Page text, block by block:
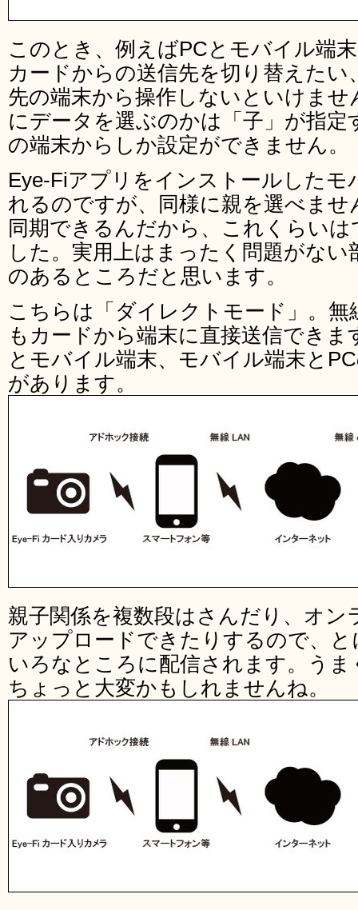
このとき、例えばPCとモバイル端
カードからの送信先を切り替えた
先の端末から操作しないといけませ
にデータを選ぶのかは「子」が指
の端末からしか設定ができません。
Eye-Fiアプリをインストールしたモ
れるのですが、同様に親を選べま
同期できるんだから、これくらい
した。実用上はまったく問題がな
のあるところだと思います。
こちらは「ダイレクトモード」。
もカードから端末に直接送信できま
とモバイル端末、モバイル端末と
があります。
親子関係を複数段はさんだり、オン
アップロードできたりするので、
いろなところに配信されます。う
ちょっと大変かもしれませんね。